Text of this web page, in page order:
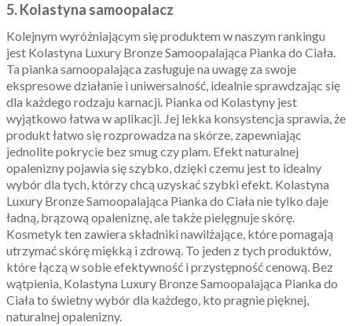
5. Kolastyna samoopalacz
Kolejnym wyróżniającym się produktem w naszym rankingu
jest Kolastyna Luxury Bronze Samoopalająca Pianka do Ciała.
Ta pianka samoopalająca zasługuje na uwagę za swoje
ekspresowe działanie i uniwersalność, idealnie sprawdzając się
dla każdego rodzaju karnacji. Pianka od Kolastyny jest
wyjątkowo łatwa w aplikacji. Jej lekka konsystencja sprawia, że
produkt łatwo się rozprowadza na skórze, zapewniając
jednolite pokrycie bez smug czy plam. Efekt naturalnej
opalenizny pojawia się szybko, dzięki czemu jest to idealny
wybór dla tych, którzy chcą uzyskać szybki efekt. Kolastyna
Luxury Bronze Samoopalająca Pianka do Ciała nie tylko daje
ładną, brązową opaleniznę, ale także pielęgnuje skórę.
Kosmetyk ten zawiera składniki nawilżające, które pomagają
utrzymać skórę miękką i zdrową. To jeden z tych produktów,
które łączą w sobie efektywność i przystępność cenową. Bez
wątpienia, Kolastyna Luxury Bronze Samoopalająca Pianka do
Ciała to świetny wybór dla każdego, kto pragnie pięknej,
naturalnej opalenizny.